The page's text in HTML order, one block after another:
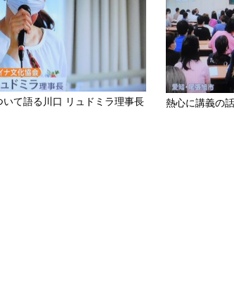
て語る川口 リュドミラ理事長 熱心に講義の